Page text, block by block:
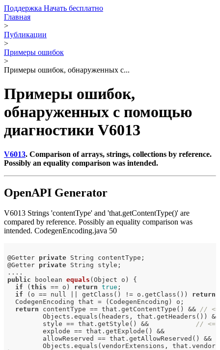
Поддержка Начать бесплатно
Главная
>
Публикации
>
Примеры ошибок
>
Примеры ошибок, обнаруженных с...
Примеры ошибок,
обнаруженных с помощью
диагностики V6013
V6013. Comparison of arrays, strings, collections by reference.
Possibly an equality comparison was intended.
OpenAPI Generator
V6013 Strings 'contentType' and 'that.getContentType()' are
compared by reference. Possibly an equality comparison was
intended. CodegenEncoding.java 50
@Getter private String contentType;
@Getter private String style;
public boolean equals (Object o)
{
if ( this == o) return true ;
if (o == null || getClass() != o.getClass()) return
  CodegenEncoding that = (CodegenEncoding) o;
return contentType == that.getContentType() &&
// <=
         Objects.equals(headers, that.getHeaders()) &&
         style == that.getStyle() &&
// <=
         explode == that.getExplode() &&
         allowReserved == that.getAllowReserved() &&
Objects.equals(vendorExtensions,